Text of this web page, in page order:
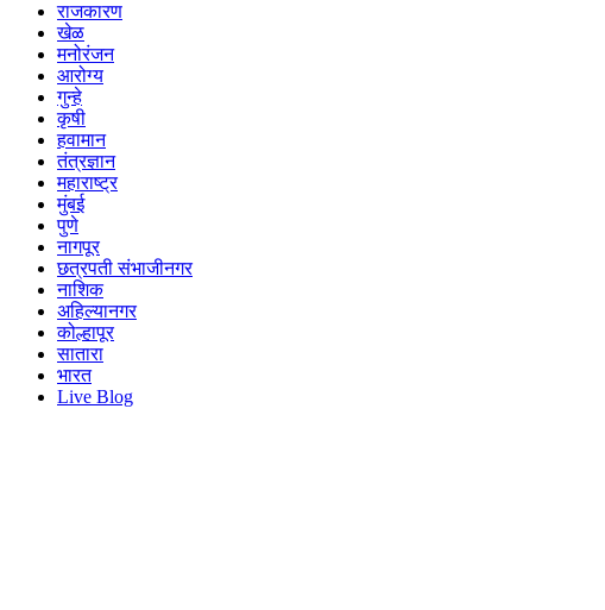
राजकारण
खेळ
मनोरंजन
आरोग्य
गुन्हे
कृषी
हवामान
तंत्रज्ञान
महाराष्ट्र
मुंबई
पुणे
नागपूर
छत्रपती संभाजीनगर
नाशिक
अहिल्यानगर
कोल्हापूर
सातारा
भारत
Live Blog